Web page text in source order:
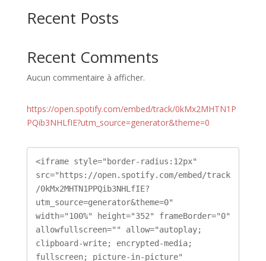
Recent Posts
Recent Comments
Aucun commentaire à afficher.
https://open.spotify.com/embed/track/0kMx2MHTN1P
PQib3NHLfIE?utm_source=generator&theme=0
<iframe style="border-radius:12px"
src="https://open.spotify.com/embed/track
/0kMx2MHTN1PPQib3NHLfIE?
utm_source=generator&theme=0"
width="100%" height="352" frameBorder="0"
allowfullscreen="" allow="autoplay;
clipboard-write; encrypted-media;
fullscreen; picture-in-picture"